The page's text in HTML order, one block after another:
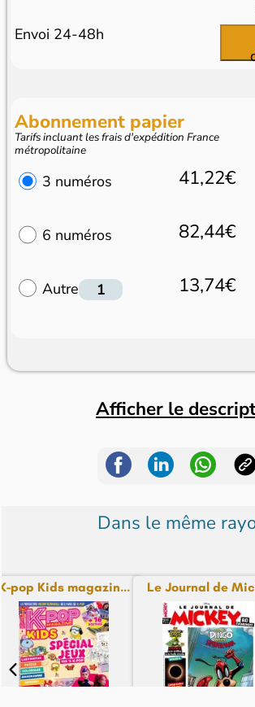
Envoi 24-48h
Abonnement papier
Tarifs incluant les frais d'expédition France
métropolitaine
3 numéros 41,22€
6 numéros 82,44€
Autre 13,74€
Afficher le
Dans le même
pop Kids magazin... Le Journal de